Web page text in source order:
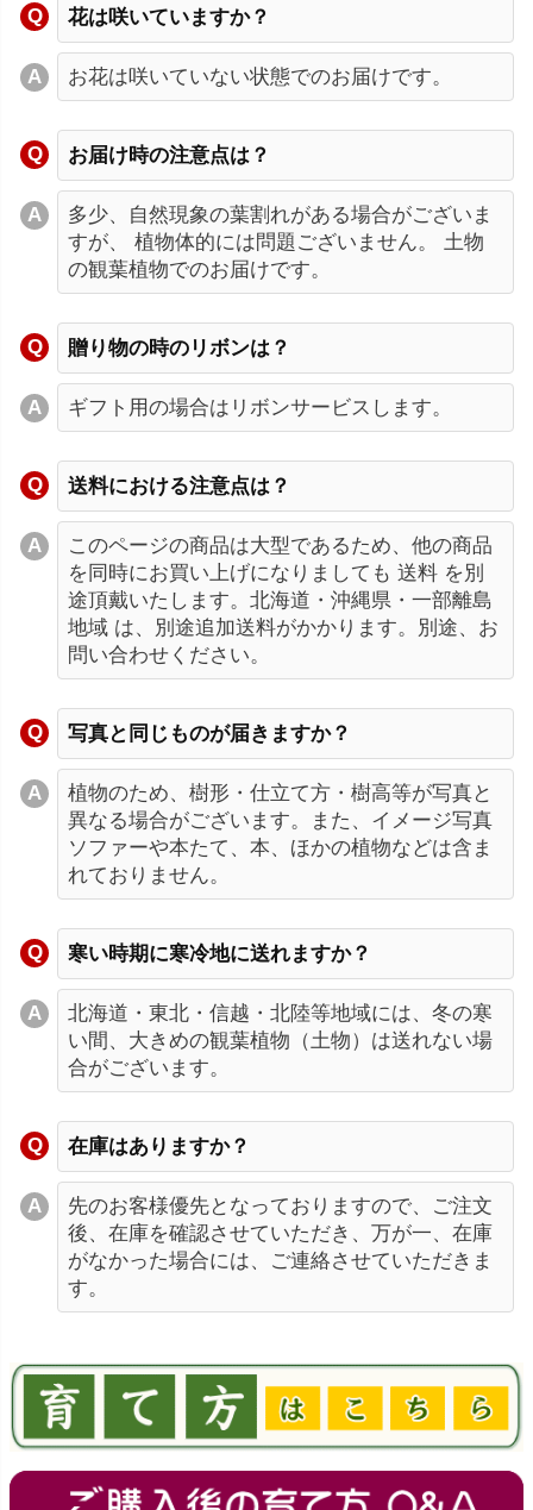
花は咲いていますか？
お花は咲いていない状態でのお届けです。
お届け時の注意点は？
多少、自然現象の葉割れがある場合がございま
すが、 植物体的には問題ございません。 土物
の観葉植物でのお届けです。
贈り物の時のリボンは？
ギフト用の場合はリボンサービスします。
送料における注意点は？
このページの商品は大型であるため、他の商品
を同時にお買い上げになりましても 送料 を別
途頂戴いたします。北海道・沖縄県・一部離島
地域 は、別途追加送料がかかります。別途、お
問い合わせください。
写真と同じものが届きますか？
植物のため、樹形・仕立て方・樹高等が写真と
異なる場合がございます。また、イメージ写真
ソファーや本たて、本、ほかの植物などは含ま
れておりません。
寒い時期に寒冷地に送れますか？
北海道・東北・信越・北陸等地域には、冬の寒
い間、大きめの観葉植物（土物）は送れない場
合がございます。
在庫はありますか？
先のお客様優先となっておりますので、ご注文
後、在庫を確認させていただき、万が一、在庫
がなかった場合には、ご連絡させていただきま
す。